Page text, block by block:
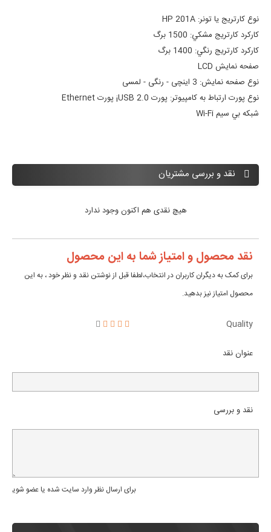
نوع کارتريج يا تونر: HP 201A
کارکرد کارتريج مشکي: 1500 برگ
کارکرد کارتريج رنگي: 1400 برگ
صفحه نمايش LCD
نوع صفحه نمايش: 3 اینچی - رنگی - لمسی
نوع پورت ارتباط به کامپيوتر: پورت USB 2.0¡ پورت Ethernet
شبکه بي سيم Wi-Fi
نقد و بررسی مشتریان
هیچ نقدی هم اکنون وجود ندارد
نقد محصول و امتیاز شما به این محصول
برای کمک به دیگران کاربران در انتخاب،لطفا قبل از نوشتن نقد و نظر خود ، به این
محصول امتیاز نیز بدهید.
Quality
عنوان نقد
نقد و بررسی
برای ارسال نظر وارد سایت شده یا عضو شوید